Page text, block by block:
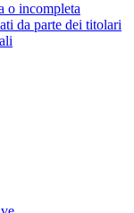
o incompleta
da parte dei titolari